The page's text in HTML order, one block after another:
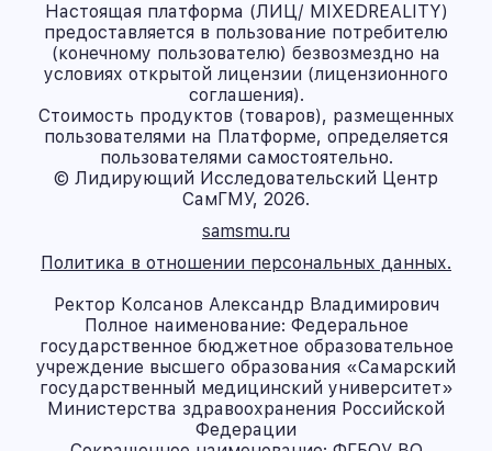
Настоящая платформа (ЛИЦ/ MIXEDREALITY)
предоставляется в пользование потребителю
(конечному пользователю) безвозмездно на
условиях открытой лицензии (лицензионного
соглашения).
Стоимость продуктов (товаров), размещенных
пользователями на Платформе, определяется
пользователями самостоятельно.
© Лидирующий Исследовательский Центр
СамГМУ, 2026.
samsmu.ru
Политика в отношении персональных данных.
Ректор Колсанов Александр Владимирович
Полное наименование: Федеральное
государственное бюджетное образовательное
учреждение высшего образования «Самарский
государственный медицинский университет»
Министерства здравоохранения Российской
Федерации